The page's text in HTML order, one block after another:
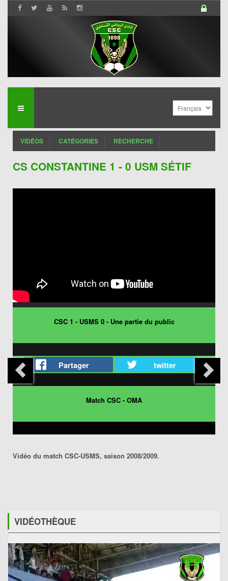
VIDÉOS CATÉGORIES RECHERCHE
CS CONSTANTINE 1 - 0 USM SÉTIF
CSC 1 - USMS 0 - Une partie du public
Partager twitter
Match CSC - OMA
Vidéo du match CSC-USMS, saison 2008/2009.
VIDÉOTHÈQUE